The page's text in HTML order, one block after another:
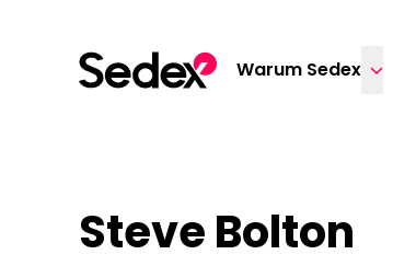
Warum Sedex
Steve Bolton